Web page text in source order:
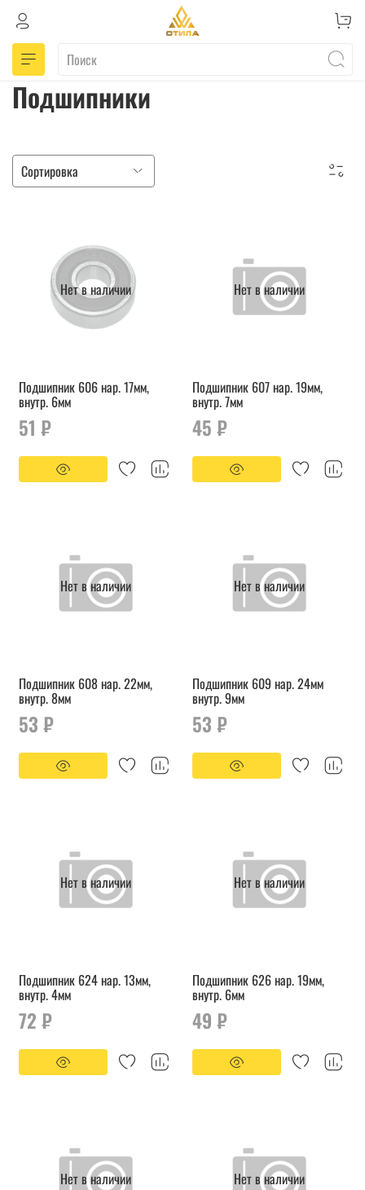
Подшипники
Нет в наличии
Подшипник 606 нар. 17мм,
внутр. 6мм
51 ₽
Нет в наличии
Подшипник 607 нар. 19мм,
внутр. 7мм
45 ₽
Нет в наличии
Подшипник 608 нар. 22мм,
внутр. 8мм
53 ₽
Нет в наличии
Подшипник 609 нар. 24мм
внутр. 9мм
53 ₽
Нет в наличии
Подшипник 624 нар. 13мм,
внутр. 4мм
72 ₽
Нет в наличии
Подшипник 626 нар. 19мм,
внутр. 6мм
49 ₽
Нет в наличии Нет в наличии